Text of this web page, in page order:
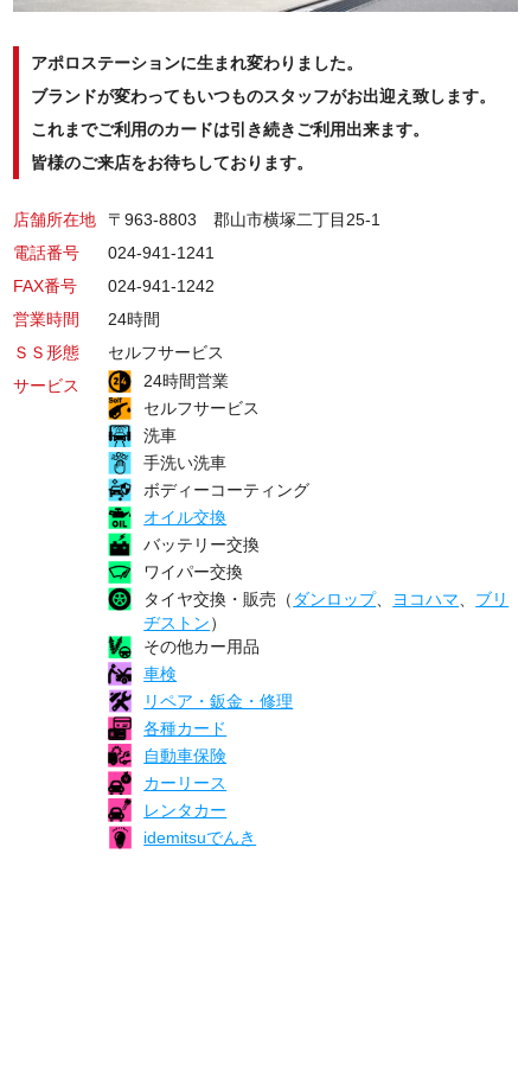
アポロステーションに生まれ変わりました。
ブランドが変わってもいつものスタッフがお出迎え致します。
これまでご利用のカードは引き続きご利用出来ます。
皆様のご来店をお待ちしております。
店舗所在地
〒963-8803 郡山市横塚二丁目25-1
電話番号
024-941-1241
FAX番号
024-941-1242
営業時間
24時間
ＳＳ形態
セルフサービス
サービス
24時間営業
セルフサービス
洗車
手洗い洗車
ボディーコーティング
オイル交換
バッテリー交換
ワイパー交換
タイヤ交換・販売（ ダンロップ、 ヨコハマ
ブリ
ヂストン）
その他カー用品
車検
リペア・鈑金・修理
各種カード
自動車保険
カーリース
レンタカー
idemitsuでんき